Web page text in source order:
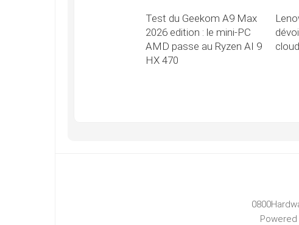
Test du Geekom A9 Max
2026 edition : le mini-PC
AMD passe au Ryzen AI 9
HX 470
Powered